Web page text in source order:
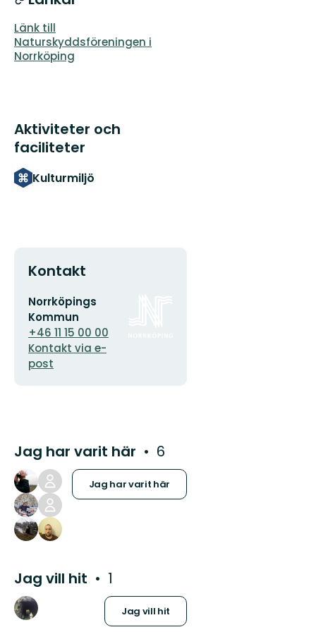
Länk till
Naturskyddsföreningen i
Norrköping
Aktiviteter och
faciliteter
Kulturmiljö
Kontakt
E-
postadress
Norrköpings
Kommun
+46 11 15 00 00
Kontakt via e-
post
Jag har varit här 6
Jag har varit här
Jag vill hit 1
Jag vill hit